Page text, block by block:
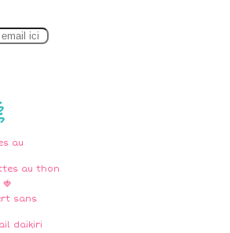
au
au thon
sans
daikiri